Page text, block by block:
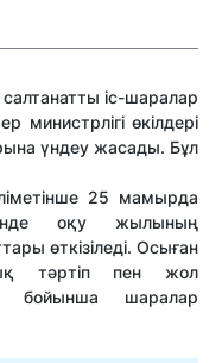
іс-шаралар
министрлігі өкілдері
үндеу жасады. Бұл
25 мамырда
оқу жылының
өткізіледі. Осыған
тәртіп пен жол
бойынша шаралар